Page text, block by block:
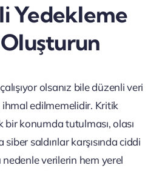
Yedekleme
olsanız bile düzenli veri
edilmemelidir. Kritik
bir konumda tutulması, olası
siber saldırılar karşısında ciddi
verilerin hem yerel